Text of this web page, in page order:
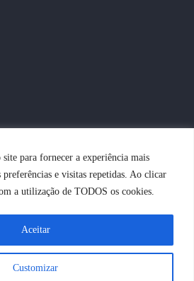
site para fornecer a experiência mais
preferências e visitas repetidas. Ao clicar
a utilização de TODOS os cookies.
Customizar
Aceitar
: